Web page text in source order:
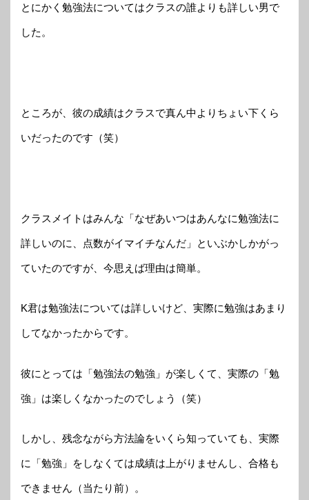
とにかく勉強法についてはクラスの誰よりも詳しい男で
した。
ところが、彼の成績はクラスで真ん中よりちょい下くら
いだったのです（笑）
クラスメイトはみんな「なぜあいつはあんなに勉強法に
詳しいのに、点数がイマイチなんだ」といぶかしかがっ
ていたのですが、今思えば理由は簡単。
K君は勉強法については詳しいけど、実際に勉強はあまり
してなかったからです。
彼にとっては「勉強法の勉強」が楽しくて、実際の「勉
強」は楽しくなかったのでしょう（笑）
しかし、残念ながら方法論をいくら知っていても、実際
に「勉強」をしなくては成績は上がりませんし、合格も
できません（当たり前）。